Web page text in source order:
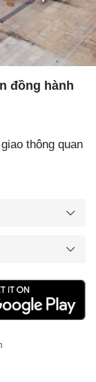
đồng hành
thông quan